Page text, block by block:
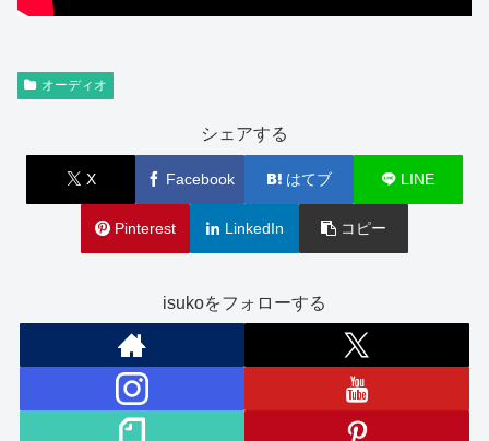
オーディオ
シェアする
X Facebook はてブ LINE
Pinterest LinkedIn コピー
isukoをフォローする